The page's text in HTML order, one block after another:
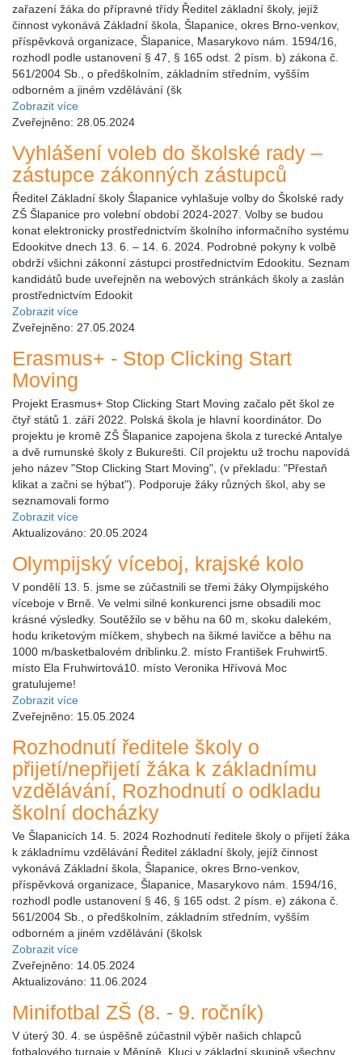
zařazení žáka do přípravné třídy Ředitel základní školy, jejíž
činnost vykonává Základní škola, Šlapanice, okres Brno-venkov,
příspěvková organizace, Šlapanice, Masarykovo nám. 1594/16,
rozhodl podle ustanovení § 47, § 165 odst. 2 písm. b) zákona č.
561/2004 Sb., o předškolním, základním středním, vyšším
odborném a jiném vzdělávání (šk
Zobrazit více
Zveřejněno: 28.05.2024
Vyhlášení voleb do školské rady –
zástupce zákonných zástupců
Ředitel Základní školy Šlapanice vyhlašuje volby do Školské rady
ZŠ Šlapanice pro volební období 2024-2027. Volby se budou
konat elektronicky prostřednictvím školního informačního systému
Edookitve dnech 13. 6. – 14. 6. 2024. Podrobné pokyny k volbě
obdrží všichni zákonní zástupci prostřednictvím Edookitu. Seznam
kandidátů bude uveřejněn na webových stránkách školy a zaslán
prostřednictvím Edookit
Zobrazit více
Zveřejněno: 27.05.2024
Erasmus+ - Stop Clicking Start
Moving
Projekt Erasmus+ Stop Clicking Start Moving začalo pět škol ze
čtyř států 1. září 2022. Polská škola je hlavní koordinátor. Do
projektu je kromě ZŠ Šlapanice zapojena škola z turecké Antalye
a dvě rumunské školy z Bukurešti. Cíl projektu už trochu napovídá
jeho název "Stop Clicking Start Moving", (v překladu: "Přestaň
klikat a začni se hýbat"). Podporuje žáky různých škol, aby se
seznamovali formo
Zobrazit více
Aktualizováno: 20.05.2024
Olympijský víceboj, krajské kolo
V pondělí 13. 5. jsme se zúčastnili se třemi žáky Olympijského
víceboje v Brně. Ve velmi silné konkurenci jsme obsadili moc
krásné výsledky. Soutěžilo se v běhu na 60 m, skoku dalekém,
hodu kriketovým míčkem, shybech na šikmé lavičce a běhu na
1000 m/basketbalovém driblinku.2. místo František Fruhwirt5.
místo Ela Fruhwirtová10. místo Veronika Hřívová Moc
gratulujeme!
Zobrazit více
Zveřejněno: 15.05.2024
Rozhodnutí ředitele školy o
přijetí/nepřijetí žáka k základnímu
vzdělávání, Rozhodnutí o odkladu
školní docházky
Ve Šlapanicích 14. 5. 2024 Rozhodnutí ředitele školy o přijetí žáka
k základnímu vzdělávání Ředitel základní školy, jejíž činnost
vykonává Základní škola, Šlapanice, okres Brno-venkov,
příspěvková organizace, Šlapanice, Masarykovo nám. 1594/16,
rozhodl podle ustanovení § 46, § 165 odst. 2 písm. e) zákona č.
561/2004 Sb., o předškolním, základním středním, vyšším
odborném a jiném vzdělávání (školsk
Zobrazit více
Zveřejněno: 14.05.2024
Aktualizováno: 11.06.2024
Minifotbal ZŠ (8. - 9. ročník)
V úterý 30. 4. se úspěšně zúčastnil výběr našich chlapců
fotbalového turnaje v Měníně. Kluci v základní skupině všechny